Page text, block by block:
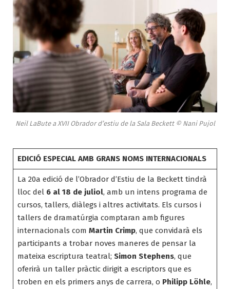
Neil LaBute a XVII Obrador d’estiu de la Sala Beckett © Nani Pujol
EDICIÓ ESPECIAL AMB GRANS NOMS INTERNACIONALS
La 20a edició de l’Obrador d’Estiu de la Beckett tindrà
lloc del 6 al 18 de juliol, amb un intens programa de
cursos, tallers, diàlegs i altres activitats. Els cursos i
tallers de dramatúrgia comptaran amb figures
internacionals com Martin Crimp, que convidarà els
participants a trobar noves maneres de pensar la
mateixa escriptura teatral; Simon Stephens, que
oferirà un taller pràctic dirigit a escriptors que es
troben en els primers anys de carrera, o Philipp Löhle,